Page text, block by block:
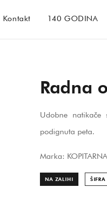
Kontakt 140 GODINA
Radna
Udobne
podignuta peta.
Marka: KOPITARNA
NA ZALIHI